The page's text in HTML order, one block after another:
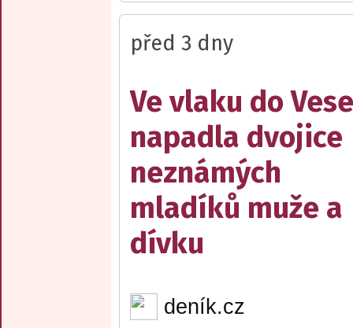
před 3 dny
Ve vlaku do
napadla dvojice
neznámých
mladíků muže a
dívku
deník.cz